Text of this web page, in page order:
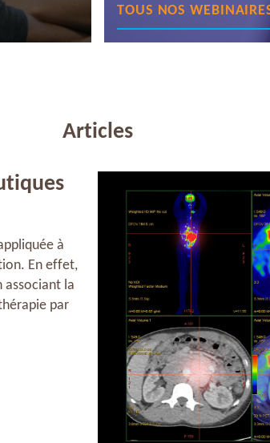
TOUS NOS
Articles
à
En effet,
associant la
par